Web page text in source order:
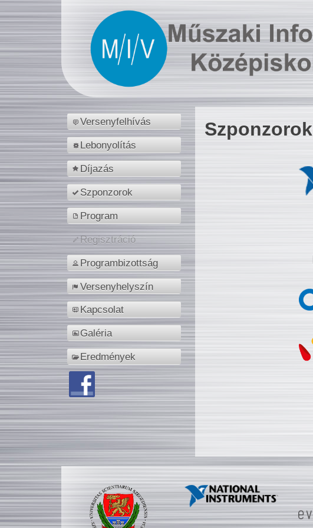
Versenyfelhívás
Lebonyolítás
Díjazás
Szponzorok
Program
Regisztráció
Programbizottság
Versenyhelyszín
Kapcsolat
Galéria
Eredmények
Szponzorok